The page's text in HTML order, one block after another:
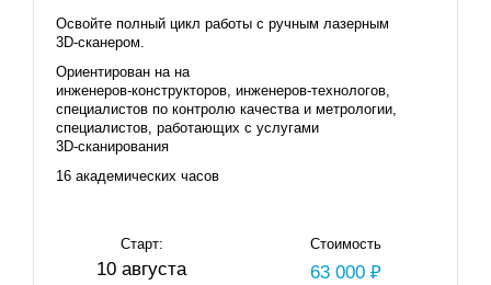
Освойте полный цикл работы с ручным лазерным
3D‑сканером.
Ориентирован на на
инженеров‑конструкторов, инженеров‑технологов,
специалистов по контролю качества и метрологии,
специалистов, работающих с услугами
3D‑сканирования
16 академических часов
Старт:
10 августа
Стоимость
63 000 ₽